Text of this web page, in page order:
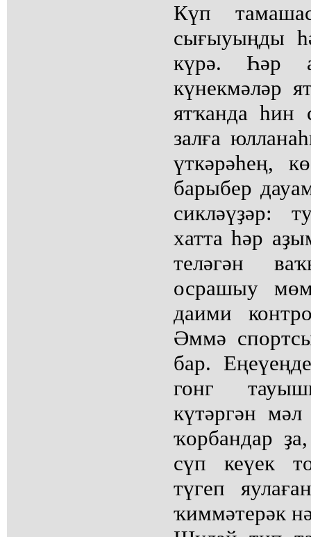
Күп
сығыуыңды
күрә. Һәр
күнекмәләр
ятҡанда
залға
үткәрәһең,
барыбер
сикләүҙәр:
хатта һәр
теләгән
осрашыу
даими
Әммә
бар.
гонг
күтәргән
ҡорбандар
сүп кеүек
түгеп
ҡиммәтерәк